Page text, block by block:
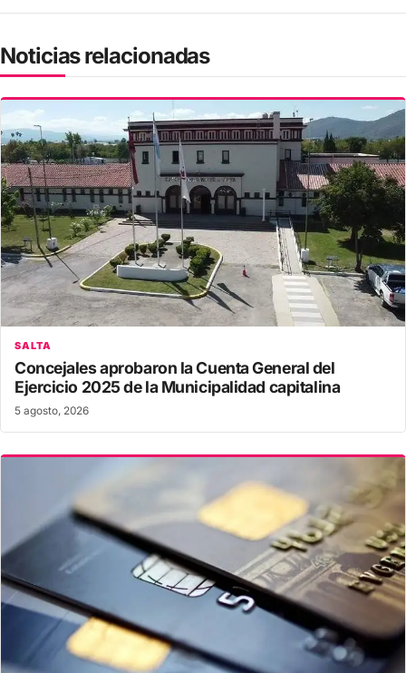
Noticias relacionadas
SALTA
Concejales aprobaron la Cuenta General del
Ejercicio 2025 de la Municipalidad capitalina
5 agosto, 2026